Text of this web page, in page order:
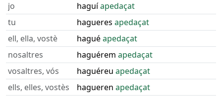
jo haguíapedaçat
tu
hagueres apedaçat
ell, ella, vostè
haguéapedaçat
nosaltres
haguérem apedaçat
vosaltres, vós
haguéreu apedaçat
ells, elles, vostès
hagueren apedaçat